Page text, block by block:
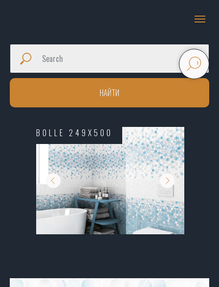
НАЙТИ
BOLLE 249X500